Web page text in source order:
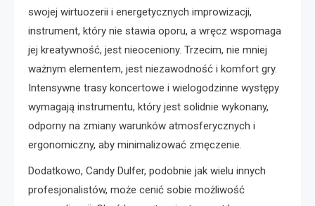
swojej wirtuozerii i energetycznych improwizacji,
instrument, który nie stawia oporu, a wręcz wspomaga
jej kreatywność, jest nieoceniony. Trzecim, nie mniej
ważnym elementem, jest niezawodność i komfort gry.
Intensywne trasy koncertowe i wielogodzinne występy
wymagają instrumentu, który jest solidnie wykonany,
odporny na zmiany warunków atmosferycznych i
ergonomiczny, aby minimalizować zmęczenie.
Dodatkowo, Candy Dulfer, podobnie jak wielu innych
profesjonalistów, może cenić sobie możliwość